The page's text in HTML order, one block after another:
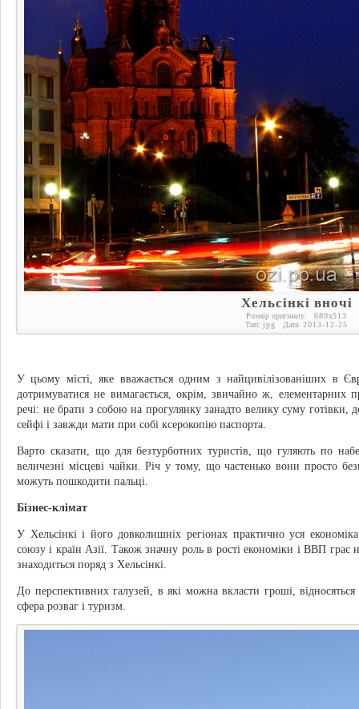
Хельсінкі вночі
Розмір оригіналу: 680x513
Тип: jpg Дата: 2013-12-25
У цьому місті, яке вважається одним з найцивілізованіших в
дотримуватися не вимагається, окрім, звичайно ж, елементарних
речі: не брати з собою на прогулянку занадто велику суму готівки,
сейфі і завжди мати при собі ксерокопію паспорта.
Варто сказати, що для безтурботних туристів, що гуляють по
величезні місцеві чайки. Річ у тому, що частенько вони просто
можуть пошкодити пальці.
Бізнес-клімат
У Хельсінкі і його довколишніх регіонах практично уся
союзу і країн Азії. Також значну роль в рості економіки і ВВП грає
знаходиться поряд з Хельсінкі.
До перспективних галузей, в які можна вкласти гроші,
сфера розваг і туризм.